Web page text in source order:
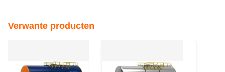
Verwante producten